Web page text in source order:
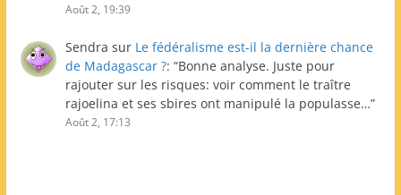
Août 2, 19:39
Sendra sur Le fédéralisme est-il la dernière chance
de Madagascar ?: “Bonne analyse. Juste pour
rajouter sur les risques: voir comment le traître
rajoelina et ses sbires ont manipulé la populasse…”
Août 2, 17:13